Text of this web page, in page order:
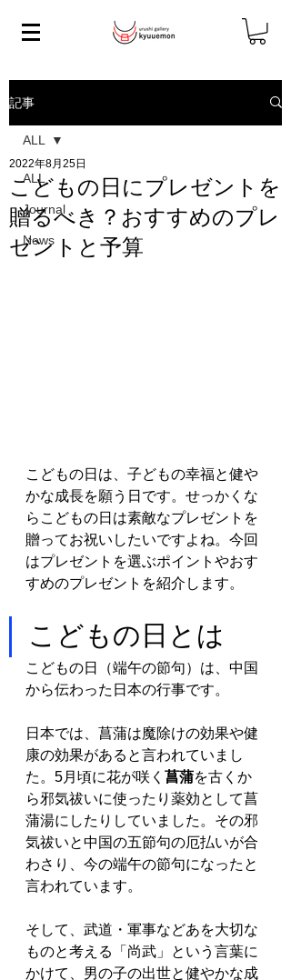
記事
ALL
Journal
News
ALL
こどもの日にプレゼントを
贈るべき？おすすめのプレ
ゼントと予算
2022年8月25日
こどもの日は、子どもの幸福と健や
かな成長を願う日です。せっかくな
らこどもの日は素敵なプレゼントを
贈ってお祝いしたいですよね。今回
はプレゼントを選ぶポイントやおす
すめのプレゼントを紹介します。
こどもの日とは
こどもの日（端午の節句）は、中国
から伝わった日本の行事です。
日本では、菖蒲は魔除けの効果や健
康の効果があると言われていまし
た。5月頃に花が咲く 菖蒲を古くか
ら邪気祓いに使ったり薬効として菖
蒲湯にしたりしていました。その邪
気祓いと中国の五節句の厄払いが合
わさり、今の端午の節句になったと
言われています。
そして、武道・軍事などあを大切な
ものと考える「尚武」という言葉に
かけて、男の子の出世と健やかな成